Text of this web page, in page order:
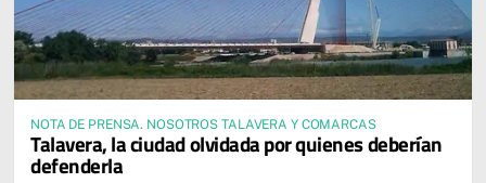
NOTA DE PRENSA. NOSOTROS TALAVERA Y COMARCAS
Talavera, la ciudad olvidada por quienes deberían
defenderla